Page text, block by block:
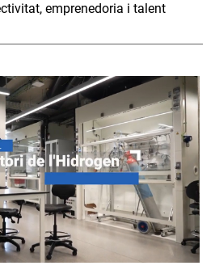
emprenedoria i talent